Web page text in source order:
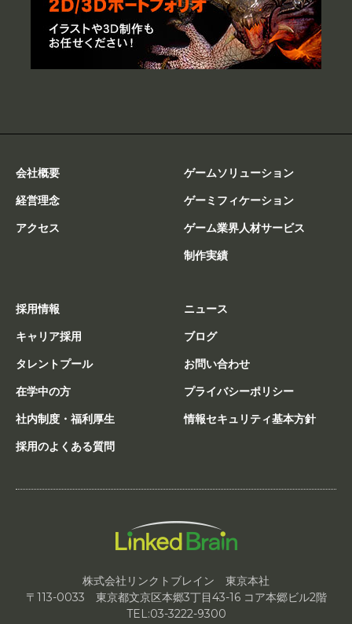
会社概要
経営理念
アクセス
ゲームソリューション
ゲーミフィケーション
ゲーム業界人材サービス
制作実績
採用情報
キャリア採用
タレントプール
在学中の方
社内制度・福利厚生
採用のよくある質問
ニュース
ブログ
お問い合わせ
プライバシーポリシー
情報セキュリティ基本方針
株式会社リンクトブレイン 東京本社
〒113-0033 東京都文京区本郷3丁目43-16 コア本郷ビル2階
TEL:03-3222-9300